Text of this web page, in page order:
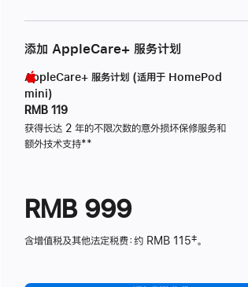
添加 AppleCare+ 服务计划
AppleCare+ 服务计划 (适用于 HomePod
mini)
RMB 119
获得长达 2 年的不限次数的意外损坏保修服务和
额外技术支持脚
**
RMB 999
含增值税及其他法定税费：约 RMB 115‡。